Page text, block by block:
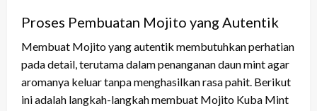
Proses Pembuatan Mojito yang Autentik
Membuat Mojito yang autentik membutuhkan perhatian
pada detail, terutama dalam penanganan daun mint agar
aromanya keluar tanpa menghasilkan rasa pahit. Berikut
ini adalah langkah-langkah membuat Mojito Kuba Mint